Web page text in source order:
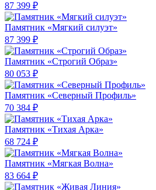
87 399 ₽
Памятник «Мягкий силуэт»
87 399 ₽
Памятник «Строгий Образ»
80 053 ₽
Памятник «Северный Профиль»
70 384 ₽
Памятник «Тихая Арка»
68 724 ₽
Памятник «Мягкая Волна»
83 664 ₽